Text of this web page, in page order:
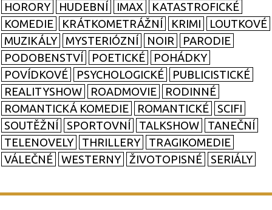
HORORY
HUDEBNÍ IMAX
KATASTROFICKÉ
KOMEDIE
KRÁTKOMETRÁŽNÍ KRIMI
LOUTKOVÉ
MUZIKÁLY
MYSTERIÓZNÍ NOIR
PARODIE
PODOBENSTVÍ
POETICKÉ
POHÁDKY
POVÍDKOVÉ
PSYCHOLOGICKÉ
PUBLICISTICKÉ
REALITYSHOW
ROADMOVIE
RODINNÉ
ROMANTICKÁ KOMEDIE
ROMANTICKÉ
SCIFI
SOUTĚŽNÍ
SPORTOVNÍ TALKSHOW
TANEČNÍ
TELENOVELY
THRILLERY
TRAGIKOMEDIE
VÁLEČNÉ
WESTERNY ŽIVOTOPISNÉ SERIÁLY